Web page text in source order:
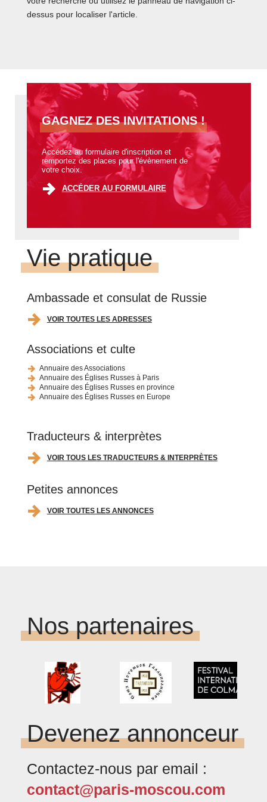
dessus pour localiser l'article.
GAGNEZ DES INVITATIONS !
Accédez au formulaire d'inscription et
remportez des places pour l'évènement de
votre choix.
ACCÉDER AU FORMULAIRE
Vie pratique
Ambassade et consulat de Russie
VOIR TOUTES LES ADRESSES
Associations et culte
Annuaire des Associations
Annuaire des Églises Russes à Paris
Annuaire des Églises Russes en province
Annuaire des Églises Russes en Europe
Traducteurs & interprètes
VOIR TOUS LES TRADUCTEURS & INTERPRÈTES
Petites annonces
VOIR TOUTES LES ANNONCES
Nos partenaires
Devenez annonceur
Contactez-nous par email :
contact@paris-moscou.com